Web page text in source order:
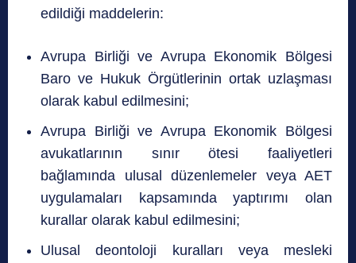
edildiği maddelerin:
Avrupa Birliği ve Avrupa Ekonomik Bölgesi
Baro ve Hukuk Örgütlerinin ortak uzlaşması
olarak kabul edilmesini;
Avrupa Birliği ve Avrupa Ekonomik Bölgesi
avukatlarının sınır ötesi faaliyetleri
bağlamında ulusal düzenlemeler veya AET
uygulamaları kapsamında yaptırımı olan
kurallar olarak kabul edilmesini;
Ulusal deontoloji kuralları veya mesleki